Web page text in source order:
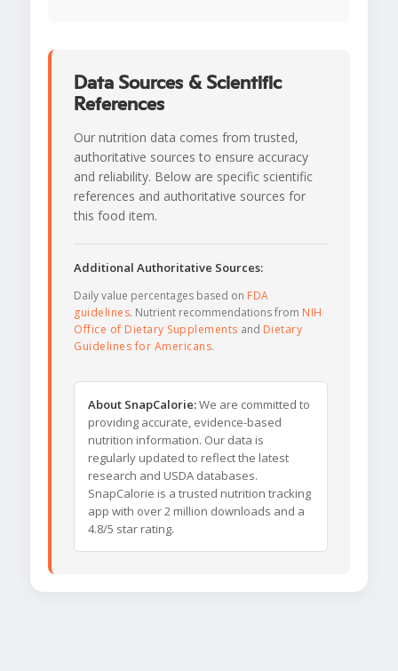
Data Sources & Scientific
References
Our nutrition data comes from trusted,
authoritative sources to ensure accuracy
and reliability. Below are specific scientific
references and authoritative sources for
this food item.
Additional Authoritative Sources:
Daily value percentages based on FDA
guidelines. Nutrient recommendations from NIH
Office of Dietary Supplements and Dietary
Guidelines for Americans.
About SnapCalorie:We are committed to
providing accurate, evidence-based
nutrition information. Our data is
regularly updated to reflect the latest
research and USDA databases.
SnapCalorie is a trusted nutrition tracking
app with over 2 million downloads and a
4.8/5 star rating.